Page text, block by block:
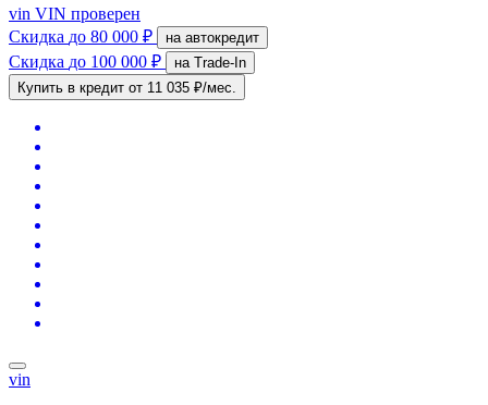
vin VIN проверен
Скидка до 80 000 ₽ на автокредит
Скидка до 100 000 ₽
на Trade-In
Купить в кредит от 11 035 ₽/мес.
vin